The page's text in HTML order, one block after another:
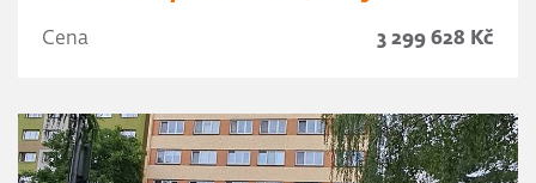
Cena 3 299 628 Kč